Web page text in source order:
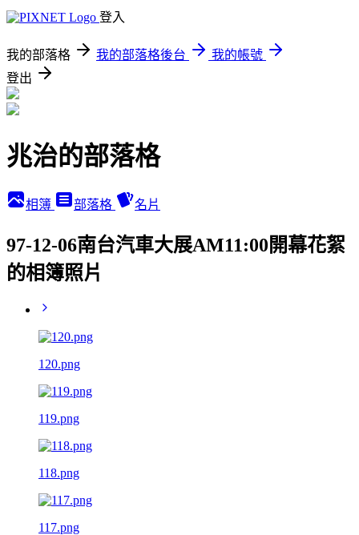
登入
我的部落格 我的部落格後台
我的帳號
登出
兆治的部落格
相簿 部落格 名片
97-12-06南台汽車大展AM11:00開幕花絮
的相簿照片
120.png
119.png
118.png
117.png